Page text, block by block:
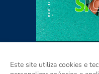
Este site utiliza cookies e